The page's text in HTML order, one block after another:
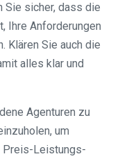
Sie sicher, dass die
Ihre Anforderungen
Klären Sie auch die
alles klar und
Agenturen zu
um
Preis-Leistungs-